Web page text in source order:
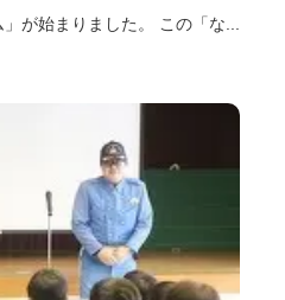
が始まりました。 この「な...